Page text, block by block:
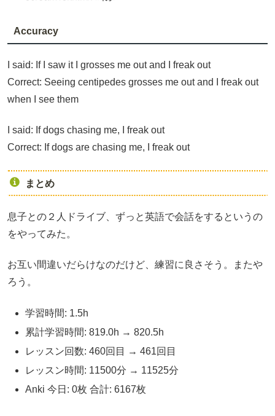
Accuracy
I said: If I saw it I grosses me out and I freak out
Correct: Seeing centipedes grosses me out and I freak out
when I see them
I said: If dogs chasing me, I freak out
Correct: If dogs are chasing me, I freak out
まとめ
息子との２人ドライブ、ずっと英語で会話をするというの
をやってみた。
お互い間違いだらけなのだけど、練習に良さそう。またや
ろう。
学習時間: 1.5h
累計学習時間: 819.0h → 820.5h
レッスン回数: 460回目 → 461回目
レッスン時間: 11500分 → 11525分
Anki 今日: 0枚 合計: 6167枚